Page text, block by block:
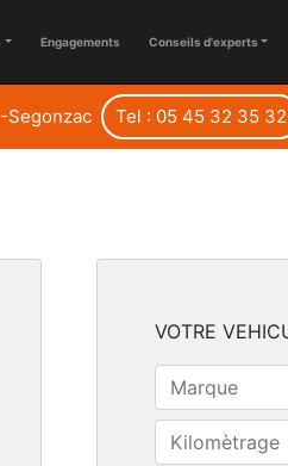
Engagements Conseils d'experts
Segonzac Tel : 05 45 32 35 32
VOTRE